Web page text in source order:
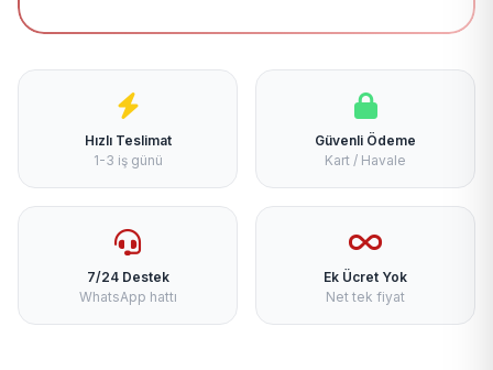
Hızlı Teslimat
1-3 iş günü
Güvenli Ödeme
Kart / Havale
7/24 Destek
WhatsApp hattı
Ek Ücret Yok
Net tek fiyat